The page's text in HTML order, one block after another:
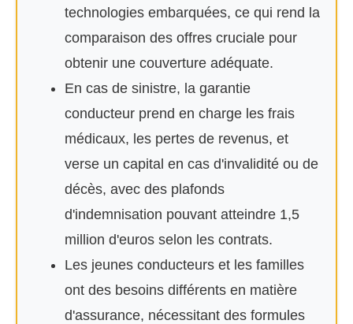
technologies embarquées, ce qui rend la
comparaison des offres cruciale pour
obtenir une couverture adéquate.
En cas de sinistre, la garantie
conducteur prend en charge les frais
médicaux, les pertes de revenus, et
verse un capital en cas d'invalidité ou de
décès, avec des plafonds
d'indemnisation pouvant atteindre 1,5
million d'euros selon les contrats.
Les jeunes conducteurs et les familles
ont des besoins différents en matière
d'assurance, nécessitant des formules